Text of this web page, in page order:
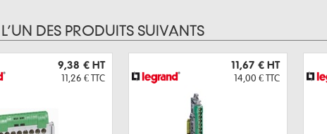
DES PRODUITS SUIVANTS
9,38 € HT
11,26 € TTC
11,67 € HT
14,00 € TTC